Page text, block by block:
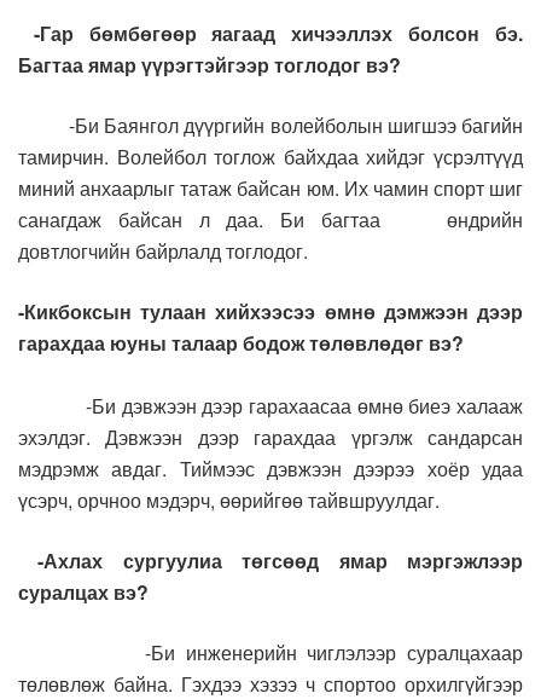
-Гар бөмбөгөөр яагаад хичээллэх болсон бэ.
Багтаа ямар үүрэгтэйгээр тоглодог вэ?
-Би Баянгол дүүргийн волейболын шигшээ багийн
тамирчин. Волейбол тоглож байхдаа хийдэг үсрэлтүүд
миний анхаарлыг татаж байсан юм. Их чамин спорт шиг
санагдаж байсан л даа. Би багтаа өндрийн
довтлогчийн байрлалд тоглодог.
-Кикбоксын тулаан хийхээсээ өмнө дэмжээн дээр
гарахдаа юуны талаар бодож төлөвлөдөг вэ?
-Би дэвжээн дээр гарахаасаа өмнө биеэ халааж
эхэлдэг. Дэвжээн дээр гарахдаа үргэлж сандарсан
мэдрэмж авдаг. Тиймээс дэвжээн дээрээ хоёр удаа
үсэрч, орчноо мэдэрч, өөрийгөө тайвшруулдаг.
-Ахлах сургуулиа төгсөөд ямар мэргэжлээр
суралцах вэ?
-Би инженерийн чиглэлээр суралцахаар
төлөвлөж байна. Гэхдээ хэзээ ч спортоо орхилгүйгээр